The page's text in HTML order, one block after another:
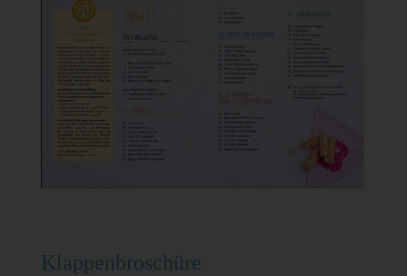
Klappenbroschüre